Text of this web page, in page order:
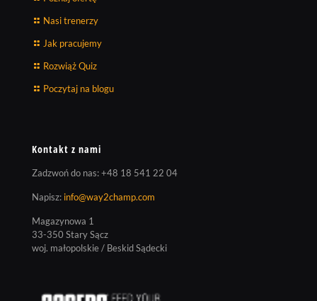
Nasi trenerzy
Jak pracujemy
Rozwiąż Quiz
Poczytaj na blogu
Kontakt z nami
Zadzwoń do nas:+48 18 541 22 04
Napisz: info@way2champ.com
Magazynowa 1
33-350 Stary Sącz
woj. małopolskie / Beskid Sądecki